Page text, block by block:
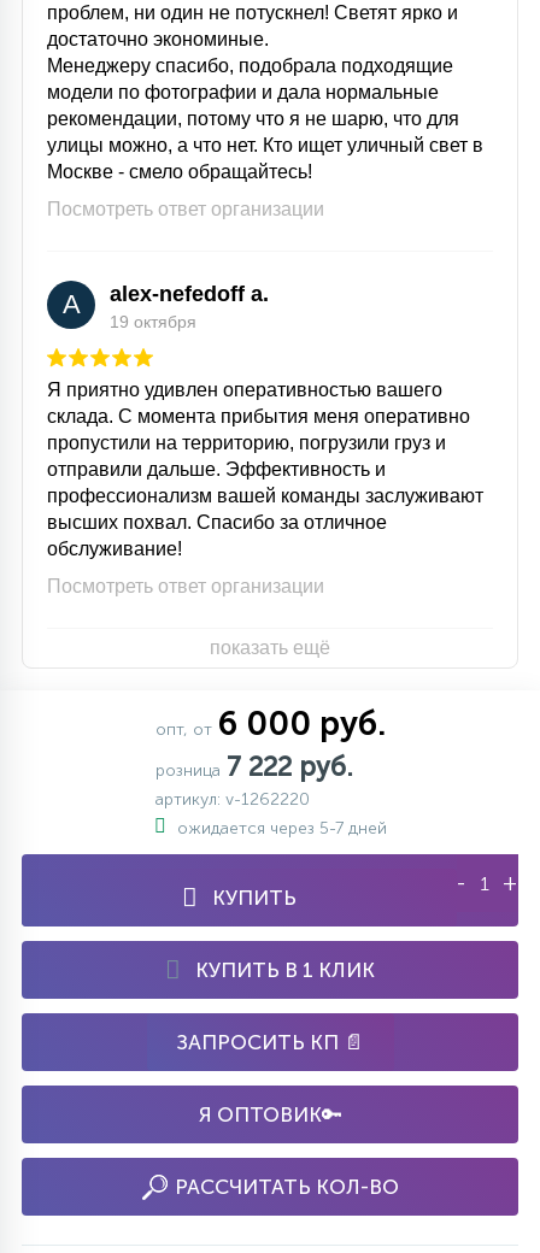
проблем, ни один не потускнел! Светят ярко и
достаточно экономиные.
Менеджеру спасибо, подобрала подходящие
модели по фотографии и дала нормальные
рекомендации, потому что я не шарю, что для
улицы можно, а что нет. Кто ищет уличный свет в
Москве - смело обращайтесь!
Посмотреть ответ организации
A alex-nefedoff a.
19 октября
Я приятно удивлен оперативностью вашего
склада. С момента прибытия меня оперативно
пропустили на территорию, погрузили груз и
отправили дальше. Эффективность и
профессионализм вашей команды заслуживают
высших похвал. Спасибо за отличное
обслуживание!
Посмотреть ответ организации
показать ещё
опт, от 6 000 руб.
розница 7 222 руб.
артикул: v-1262220
ожидается через 5-7 дней
КУПИТЬ
- +
КУПИТЬ В 1 КЛИК
ЗАПРОСИТЬ КП 📄
Я ОПТОВИК🔑
РАССЧИТАТЬ КОЛ-ВО